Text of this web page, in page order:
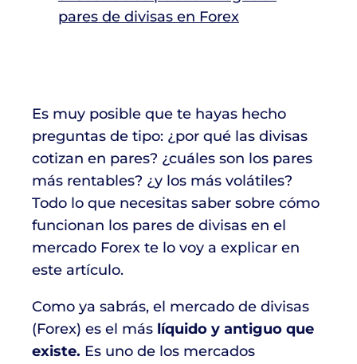
pares de divisas en Forex
Es muy posible que te hayas hecho
preguntas de tipo: ¿por qué las divisas
cotizan en pares? ¿cuáles son los pares
más rentables? ¿y los más volátiles?
Todo lo que necesitas saber sobre cómo
funcionan los pares de divisas en el
mercado Forex te lo voy a explicar en
este artículo.
Como ya sabrás, el mercado de divisas
(Forex) es el más líquido y antiguo que
existe. Es uno de los mercados